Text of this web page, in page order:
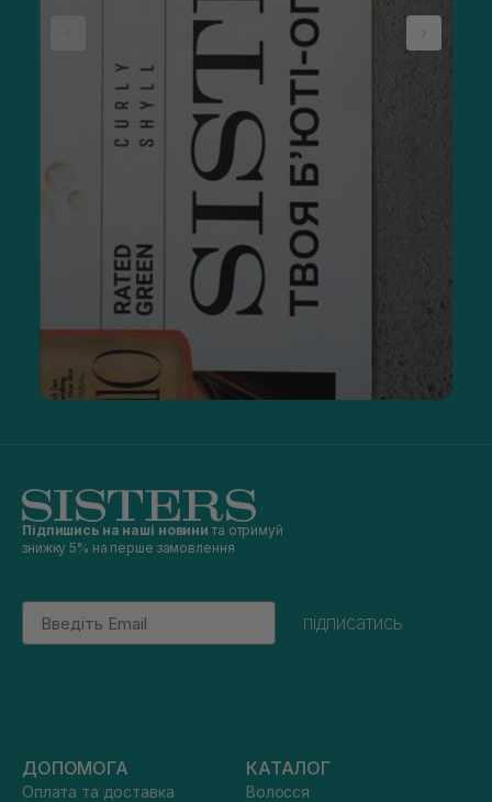
Підпишись на наші новини та отримуй
знижку 5% на перше замовлення
Email
підписатись
ДОПОМОГА
Оплата та доставка
КАТАЛОГ
Волосся